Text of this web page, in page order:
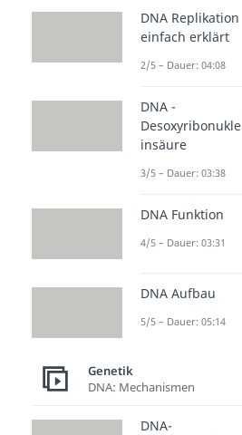
DNA Replikation
einfach erklärt
2/5 – Dauer: 04:08
DNA -
Desoxyribonukle
insäure
3/5 – Dauer: 03:38
DNA Funktion
4/5 – Dauer: 03:31
DNA Aufbau
5/5 – Dauer: 05:14
Genetik
DNA: Mechanismen
DNA-